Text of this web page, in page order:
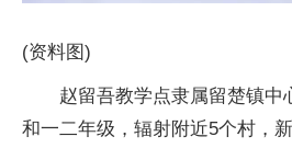
(资料图)
赵留吾教学点隶属留楚镇中
和一二年级，辐射附近5个村，